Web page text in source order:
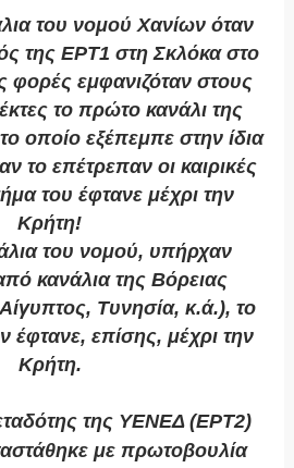
του νομού Χανίων όταν
της ΕΡΤ1 στη Σκλόκα στο
φορές εμφανιζόταν στους
το πρώτο κανάλι της
οποίο εξέπεμπε στην ίδια
το επέτρεπαν οι καιρικές
του έφτανε μέχρι την
Κρήτη!
του νομού, υπήρχαν
κανάλια της Βόρειας
Τυνησία, κ.ά.), το
επίσης, μέχρι την
Κρήτη.
της ΥΕΝΕΔ (ΕΡΤ2)
με πρωτοβουλία